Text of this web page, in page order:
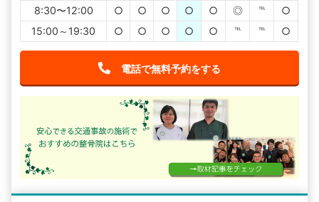
8:30〜12:00
○ ○ ○ ○ ○ ◎ ℡
○
15:00～19:30
○ ○ ○ ○ ○ ℡ ℡ ○
電話で無料予約をする